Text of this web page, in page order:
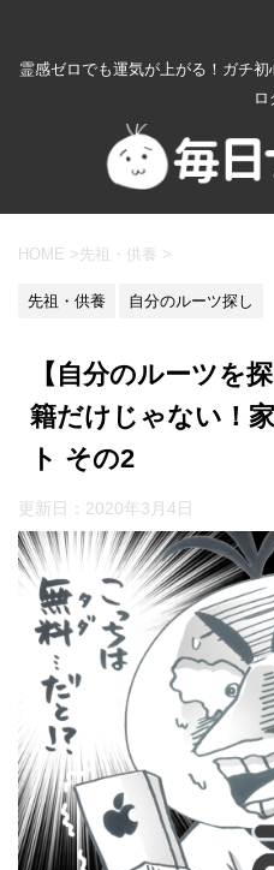
霊感ゼロでも運気が上がる！ガチ
ロ
HOME >先祖・供養 >
先祖・供養 自分のルーツ探し
【自分のルーツを
籍だけじゃない！
ト その2
更新日： 2020年3月4日